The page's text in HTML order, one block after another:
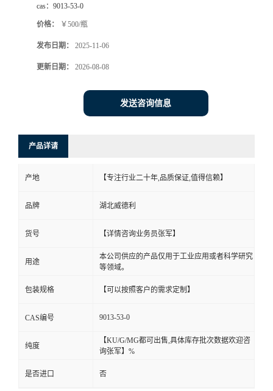
cas： 9013-53-0
价格： ￥500/瓶
发布日期： 2025-11-06
更新日期： 2026-08-08
发送咨询信息
产品详请
产地 【专注行业二十年,品质保证,值得信赖】
品牌 湖北威德利
货号 【详情咨询业务员张军】
用途
本公司供应的产品仅用于工业应用或者科学研究
等领域。
包装规格 【可以按照客户的需求定制】
CAS编号 9013-53-0
纯度
【KU/G/MG都可出售,具体库存批次数据欢迎咨
询张军】%
是否进口 否